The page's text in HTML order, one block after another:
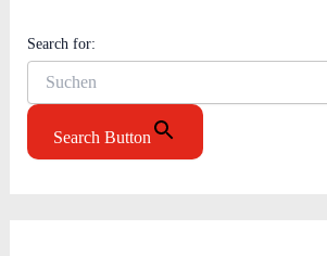
Search for:
Search Button